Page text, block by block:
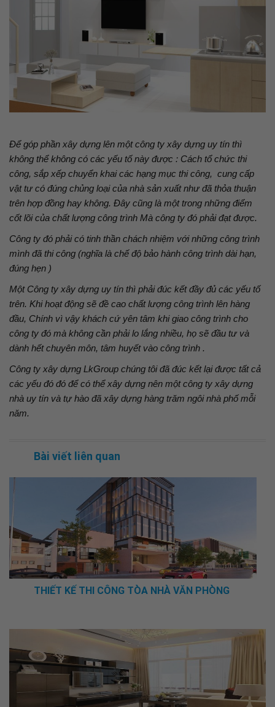
Để góp phần xây dựng lên một công ty xây dựng uy tín thì
không thể không có các yếu tố này được : Cách tổ chức thi
công, sắp xếp chuyển khai các hạng mục thi công, cung cấp
vật tư có đúng chủng loại của nhà sản xuất như đã thỏa thuận
trên hợp đồng hay không. Đây cũng là một trong những điểm
cốt lõi của chất lượng công trình Mà công ty đó phải đạt được.
Công ty đó phải có tinh thần chách nhiệm với những công trình
mình đã thi công (nghĩa là chế độ bảo hành công trình dài hạn,
đúng hẹn )
Một Công ty xây dựng uy tín thì phải đúc kết đầy đủ các yếu tố
trên. Khi hoạt động sẽ đề cao chất lượng công trình lên hàng
đầu, Chính vì vậy khách cứ yên tâm khi giao công trình cho
công ty đó mà không cần phải lo lắng nhiều, họ sẽ đầu tư và
dành hết chuyên môn, tâm huyết vào công trình .
Công ty xây dựng LkGroup chúng tôi đã đúc kết lại được tất cả
các yếu đó đó để có thể xây dựng nên một công ty xây dựng
nhà uy tín và tự hào đã xây dựng hàng trăm ngôi nhà phố mỗi
năm.
Bài viết liên quan
THIẾT KẾ THI CÔNG TÒA NHÀ VĂN PHÒNG